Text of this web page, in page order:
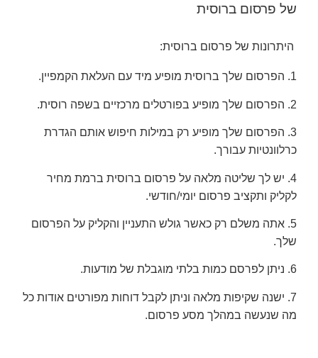
של פרסום ברוסית
היתרונות של פרסום ברוסית:
1. הפרסום שלך ברוסית מופיע מיד עם העלאת הקמפיין.
2. הפרסום שלך מופיע בפורטלים מרכזיים בשפה רוסית.
3. הפרסום שלך מופיע רק במילות חיפוש אותם הגדרת
כרלוונטיות עבורך.
4. יש לך שליטה מלאה על פרסום ברוסית ברמת מחיר
לקליק ותקציב פרסום יומי/חודשי.
5. אתה משלם רק כאשר גולש התעניין והקליק על הפרסום
שלך.
6. ניתן לפרסם כמות בלתי מוגבלת של מודעות.
7. ישנה שקיפות מלאה וניתן לקבל דוחות מפורטים אודות כל
מה שנעשה במהלך מסע פרסום.